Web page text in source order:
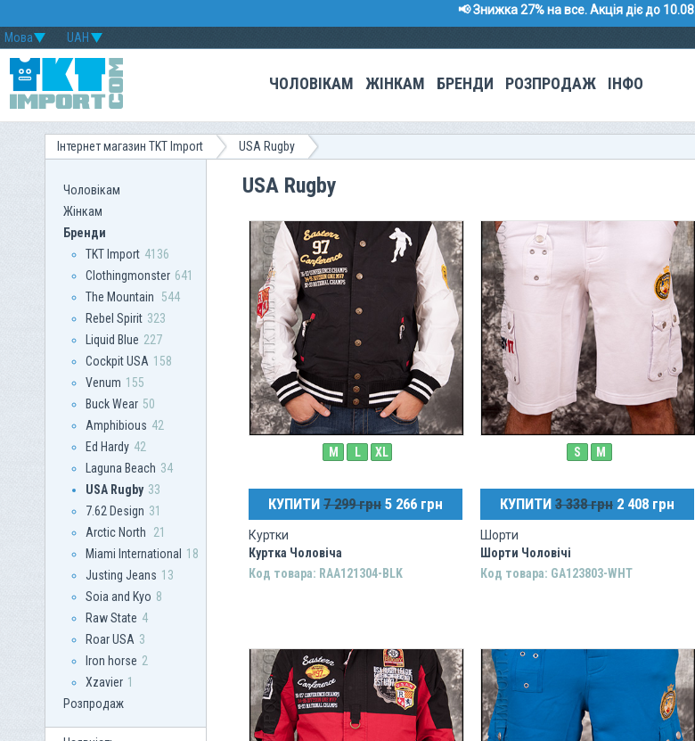
📢 Знижка 27% на все. Акція діє до
UAH
Мова
ЧОЛОВІКАМ ЖІНКАМ БРЕНДИ РОЗПРОДАЖ ІНФО
Інтернет магазин TKT Import USA Rugby
USA Rugby
M L XL
КУПИТИ 7 299 грн 5 266 грн
Куртки
Куртка Чоловіча
Код товара: RAA121304-BLK
S M
КУПИТИ 3 338 грн 2 408 грн
Шорти
Шорти Чоловічі
Код товара: GA123803-WHT
Чоловікам
Жінкам
Бренди
TKT Import 4136
Clothingmonster 641
The Mountain
544
Rebel Spirit 323
Liquid Blue 227
Сockpit USA 158
Venum 155
Buck Wear 50
Amphibious 42
Ed Hardy 42
Laguna Beach 34
USA Rugby 33
7.62 Design 31
Arctic North
21
Miami International
18
Justing Jeans 13
Soia and Kyo 8
Raw State 4
Roar USA 3
Iron horse 2
Xzavier 1
Розпродаж